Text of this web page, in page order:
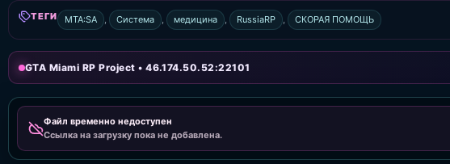
ТЕГИ MTA:SA , Система , медицина , RussiaRP , СКОРАЯ ПОМОЩЬ
GTA Miami RP Project • 46.174.50.52:22101
Файл временно недоступен
Ссылка на загрузку пока не добавлена.